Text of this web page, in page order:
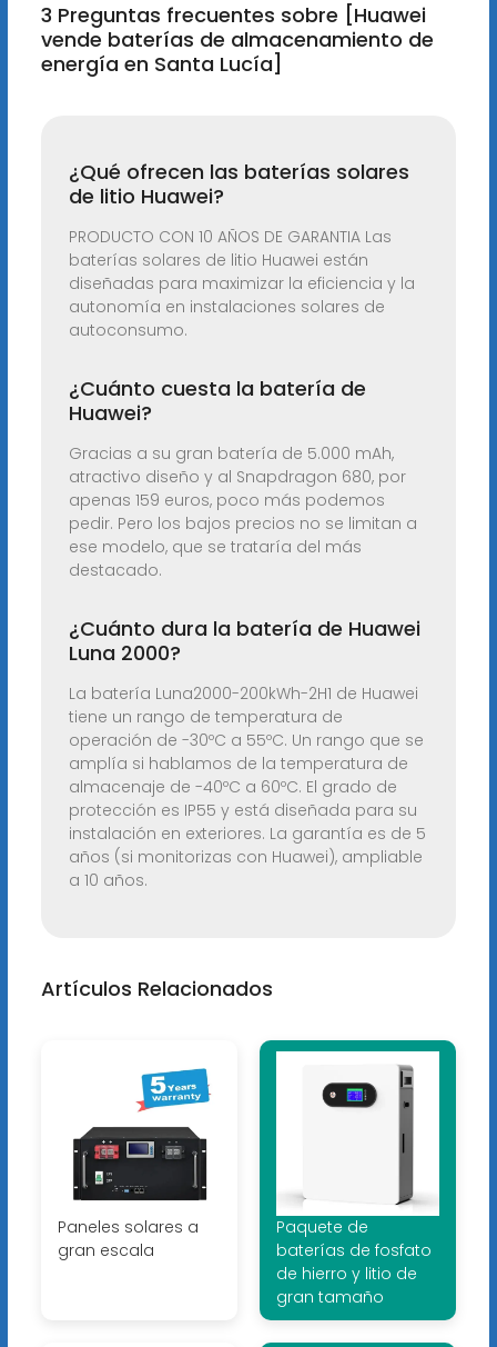
3 Preguntas frecuentes sobre [Huawei
vende baterías de almacenamiento de
energía en Santa Lucía]
¿Qué ofrecen las baterías solares
de litio Huawei?
PRODUCTO CON 10 AÑOS DE GARANTIA Las
baterías solares de litio Huawei están
diseñadas para maximizar la eficiencia y la
autonomía en instalaciones solares de
autoconsumo.
¿Cuánto cuesta la batería de
Huawei?
Gracias a su gran batería de 5.000 mAh,
atractivo diseño y al Snapdragon 680, por
apenas 159 euros, poco más podemos
pedir. Pero los bajos precios no se limitan a
ese modelo, que se trataría del más
destacado.
¿Cuánto dura la batería de Huawei
Luna 2000?
La batería Luna2000-200kWh-2H1 de Huawei
tiene un rango de temperatura de
operación de -30ºC a 55ºC. Un rango que se
amplía si hablamos de la temperatura de
almacenaje de -40ºC a 60ºC. El grado de
protección es IP55 y está diseñada para su
instalación en exteriores. La garantía es de 5
años (si monitorizas con Huawei), ampliable
a 10 años.
Artículos Relacionados
Paneles solares a
gran escala
Paquete de
baterías de fosfato
de hierro y litio de
gran tamaño